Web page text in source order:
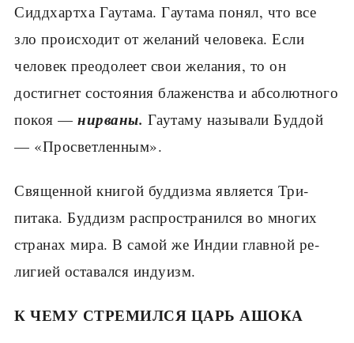
Сиддхартха Гаутама. Гаутама понял, что все
зло происходит от желаний человека. Если
человек преодолеет свои желания, то он
достигнет состояния блаженства и абсолютного
покоя — нирваны. Гаутаму называли Буддой
— «Просветленным».
Священной книгой буддизма является Три­
питака. Буддизм распространился во многих
странах мира. В самой же Индии главной ре­
лигией оставался индуизм.
К ЧЕМУ СТРЕМИЛСЯ ЦАРЬ АШОКА